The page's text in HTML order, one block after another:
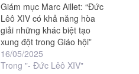
Giám mục Marc Aillet: “Đức
Lêô XIV có khả năng hòa
giải những khác biệt tạo
xung đột trong Giáo hội”
16/05/2025
Trong "- Đức Lêô XIV"